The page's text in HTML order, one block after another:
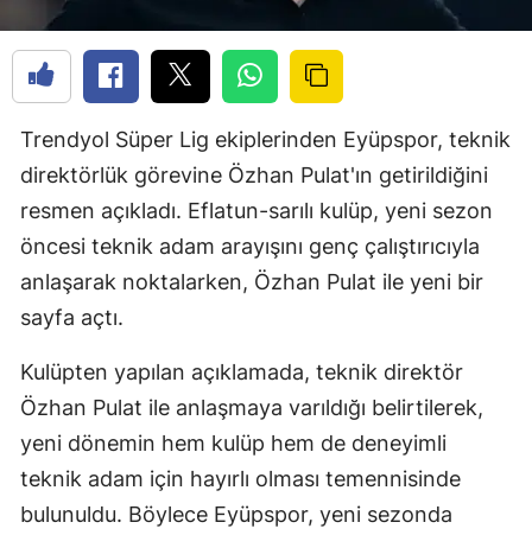
Trendyol Süper Lig ekiplerinden Eyüpspor, teknik
direktörlük görevine Özhan Pulat'ın getirildiğini
resmen açıkladı. Eflatun-sarılı kulüp, yeni sezon
öncesi teknik adam arayışını genç çalıştırıcıyla
anlaşarak noktalarken, Özhan Pulat ile yeni bir
sayfa açtı.
Kulüpten yapılan açıklamada, teknik direktör
Özhan Pulat ile anlaşmaya varıldığı belirtilerek,
yeni dönemin hem kulüp hem de deneyimli
teknik adam için hayırlı olması temennisinde
bulunuldu. Böylece Eyüpspor, yeni sezonda